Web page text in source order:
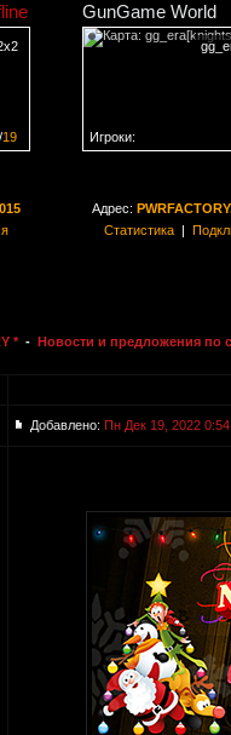
/19
GunGame World
Игроки:
Адрес:
Статистика|
* - Новости и предложения по
Добавлено: Пн Дек 19, 2022 0:54